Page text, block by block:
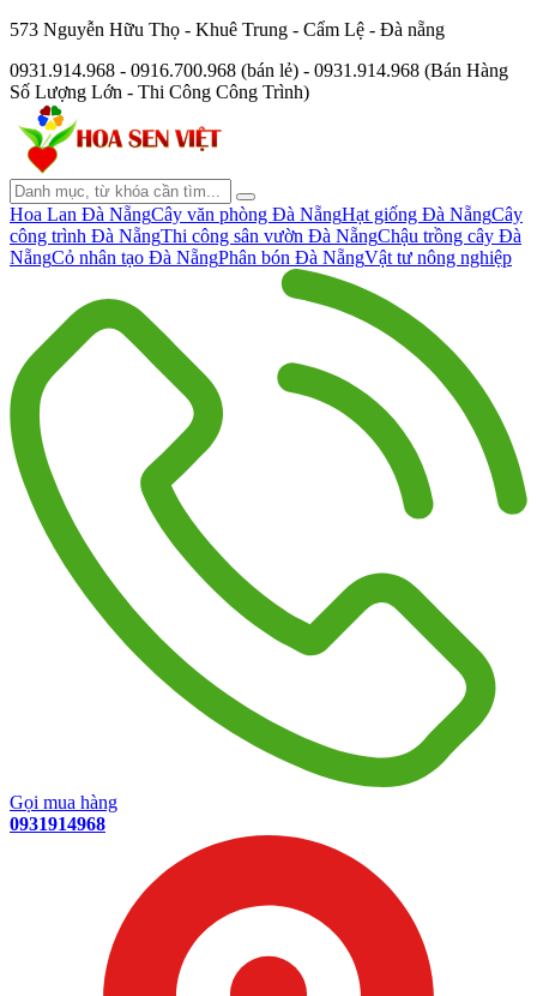
573 Nguyễn Hữu Thọ - Khuê Trung - Cẩm Lệ - Đà nẵng
0931.914.968 - 0916.700.968 (bán lẻ) - 0931.914.968 (Bán Hàng
Số Lượng Lớn - Thi Công Công Trình)
Hoa Lan Đà NẵngCây văn phòng Đà NẵngHạt giống Đà NẵngCây
công trình Đà NẵngThi công sân vườn Đà NẵngChậu trồng cây Đà
NẵngCỏ nhân tạo Đà NẵngPhân bón Đà NẵngVật tư nông nghiệp
Gọi mua hàng
0931914968